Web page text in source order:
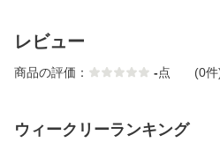
レビュー
商品の評価： -点 (0件
ウィークリーランキング